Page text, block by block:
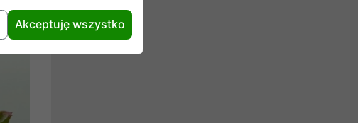
Akceptuję wszystko